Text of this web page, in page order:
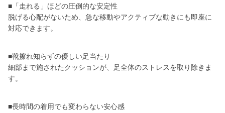
■「走れる」ほどの圧倒的な安定性
脱げる心配がないため、急な移動やアクティブな動きにも即座に
対応できます。
■靴擦れ知らずの優しい足当たり
細部まで施されたクッションが、足全体のストレスを取り除きま
す。
■長時間の着用でも変わらない安心感